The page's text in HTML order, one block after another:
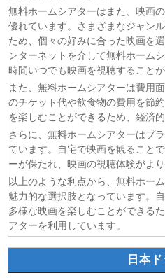
（誇）！ 第7話
(05/08)幼女戦記Ⅱ 第5話
(05/08)花ざかりの君たちへ 第2
(05/08)ドライな同期の溺愛癖 第
(05/08)今夜もシリアルキラーと
(05/08) Tokyo middle 30 第3話
無料ホームシアターはまた、映画
優れています。さまざまなジャン
ため、個々の好みに合った映画を
ンターネットを介して無料ホーム
時間いつでも映画を視聴することが
また、無料ホームシアターは費用
のチケット代や飲食物の費用を節
を楽しむことができるため、経済的
さらに、無料ホームシアターはプ
ています。自宅で映画を観ること
ーが保たれ、映画の視聴体験がよ
以上のような利点から、無料ホー
魅力的な選択肢となっています。
多様な映画を楽しむことができる
アターを利用しています。
日本